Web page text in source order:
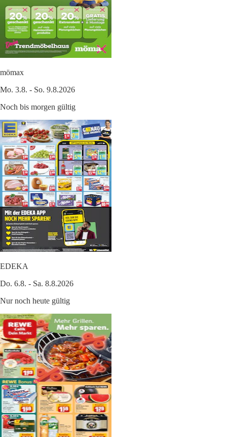
mömax
Mo. 3.8. - So. 9.8.2026
Noch bis morgen gültig
EDEKA
Do. 6.8. - Sa. 8.8.2026
Nur noch heute gültig